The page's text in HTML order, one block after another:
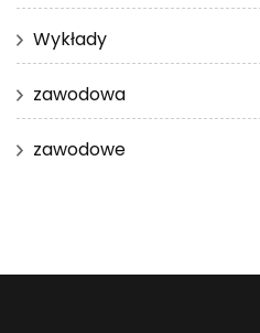
Wykłady
zawodowa
zawodowe